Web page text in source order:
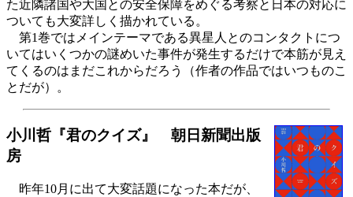
た近隣諸国や大国との安全保障をめぐる考察と日本の対応に
ついても大変詳しく描かれている。
第1巻ではメインテーマである異星人とのコンタクトにつ
いてはいくつかの謎めいた事件が発生するだけで本筋が見え
てくるのはまだこれからだろう（作者の作品ではいつものこ
とだが）。
小川哲『君のクイズ』 朝日新聞出版
房
昨年10月に出て大変話題になった本だが、